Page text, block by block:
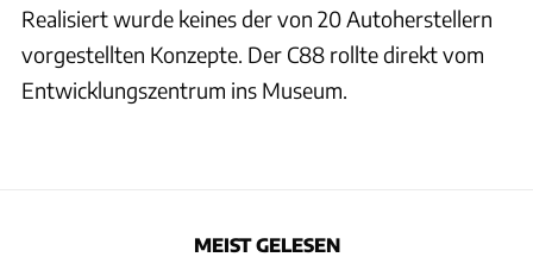
Realisiert wurde keines der von 20 Autoherstellern
vorgestellten Konzepte. Der C88 rollte direkt vom
Entwicklungszentrum ins Museum.
MEIST GELESEN